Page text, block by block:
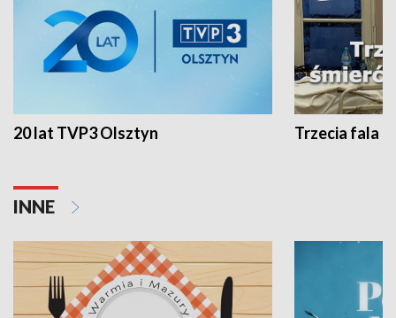
20 lat TVP3 Olsztyn Trzecia fala -
INNE